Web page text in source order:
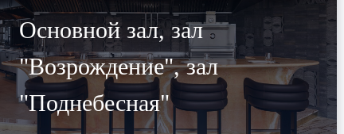
Основной зал, зал
"Возрождение", зал
"Поднебесная"